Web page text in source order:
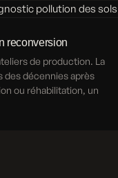
reconversion
de production. La
des décennies après
ou réhabilitation, un